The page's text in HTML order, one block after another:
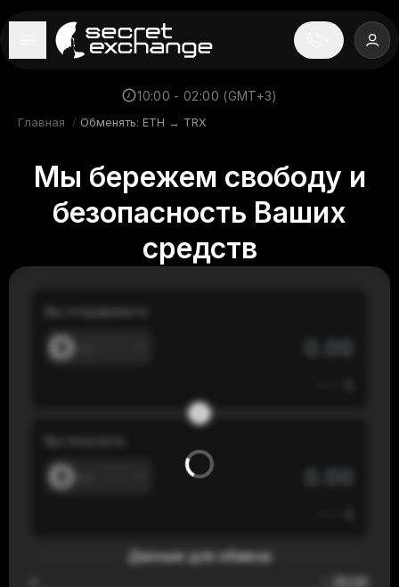
----
Новости
Репутация
Поддержка
10:00 - 02:00 (GMT+3)
Главная / Обменять: ETH → TRX
Мы бережем свободу и
безопасность Ваших
средств
Вы отправляете
Данные для обмена